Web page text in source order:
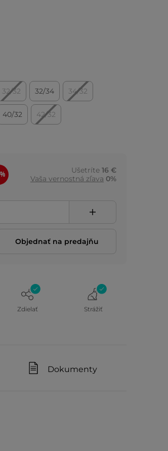
32/32 32/34 34/32
40/32 42/32
Ušetríte 16 €
Vaša vernostná zľava 0%
Objednať na predajňu
Zdielať Strážiť
Dokumenty